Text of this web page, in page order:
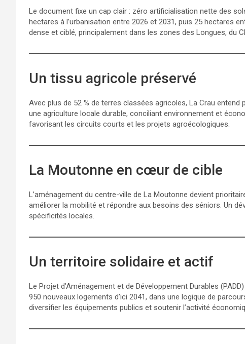
Le document fixe un cap clair : zéro artificialisation nette des
hectares à l’urbanisation entre 2026 et 2031, puis 25 hectares
dense et ciblé, principalement dans les zones des Longues, du
Un tissu agricole préservé
Avec plus de 52 % de terres classées agricoles, La Crau
une agriculture locale durable, conciliant environnement et
favorisant les circuits courts et les projets agroécologiques.
La Moutonne en cœur de cible
L’aménagement du centre-ville de La Moutonne devient
améliorer la mobilité et répondre aux besoins des séniors. Un
spécificités locales.
Un territoire solidaire et actif
Le Projet d’Aménagement et de Développement Durables
950 nouveaux logements d’ici 2041, dans une logique de
diversifier les équipements publics et soutenir l’activité